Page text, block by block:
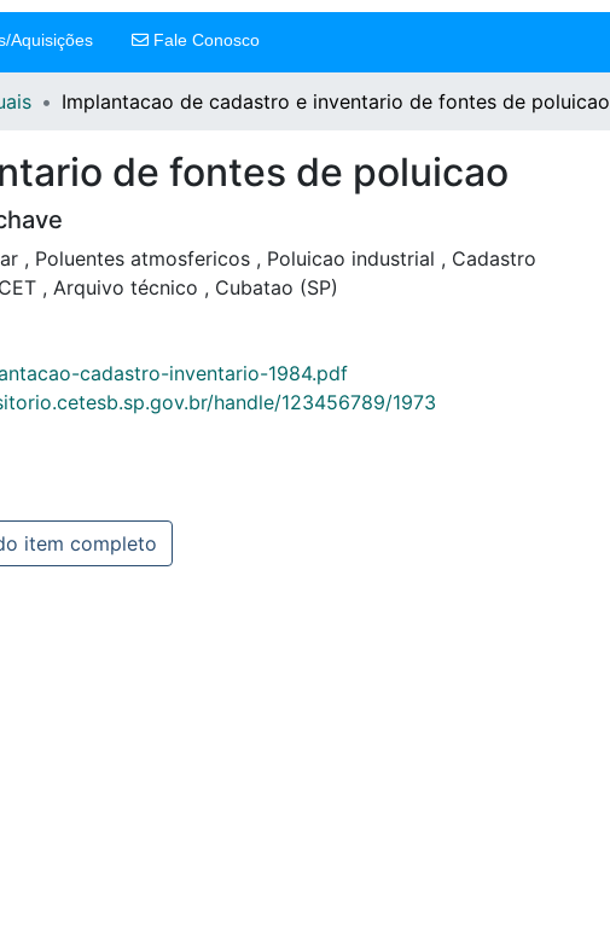
Aquisições Fale Conosco
Implantacao de cadastro e inventario de fontes de poluicao
de fontes de poluicao
, Poluentes atmosfericos , Poluicao industrial , Cadastro
, Arquivo técnico , Cubatao (SP)
cadastro-inventario-1984.pdf
handle/123456789/1973
item completo